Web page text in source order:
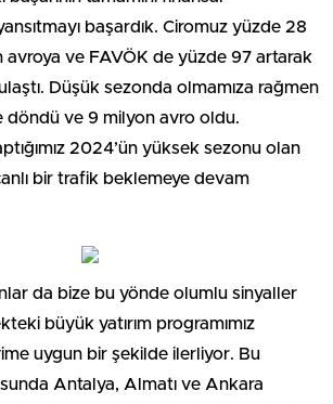
başardık. Ciromuz yüzde 28
avroya ve FAVÖK de yüzde 97 artarak
Düşük sezonda olmamıza rağmen
döndü ve 9 milyon avro oldu.
2024’ün yüksek sezonu olan
bir trafik beklemeye devam
da bize bu yönde olumlu sinyaller
büyük yatırım programımız
uygun bir şekilde ilerliyor. Bu
Antalya, Almatı ve Ankara